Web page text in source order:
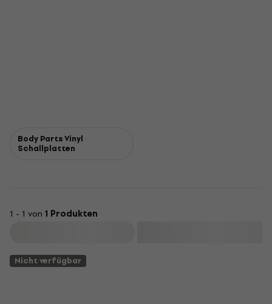
Body Parts Vinyl
Schallplatten
1 - 1 von 1 Produkten
Nicht verfügbar